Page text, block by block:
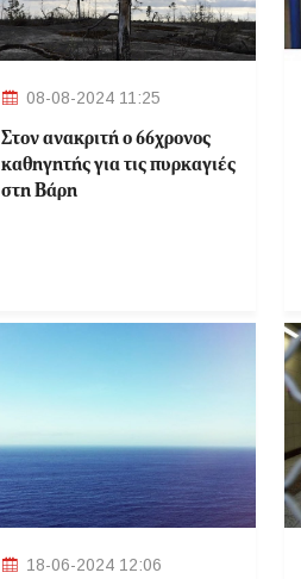
08-08-2024 11:25
Στον ανακριτή ο 66χρονος
καθηγητής για τις πυρκαγιές
στη Βάρη
18-06-2024 12:06